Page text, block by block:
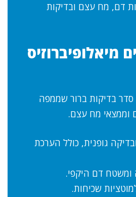
דם, מח עצם ובדיקות
מיאלופיברוזיס
בדיקות ברור שממפה
וממצאי מח עצם.
גופנית, כולל הערכת
דם היקפי.
שכיחות.